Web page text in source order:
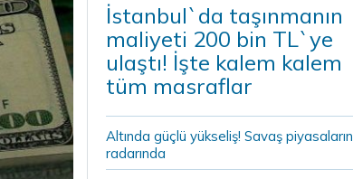
İstanbul`da taşınmanın
maliyeti 200 bin TL`ye
ulaştı! İşte kalem kalem
tüm masraflar
Altında güçlü yükseliş! Savaş piyasaların
radarında